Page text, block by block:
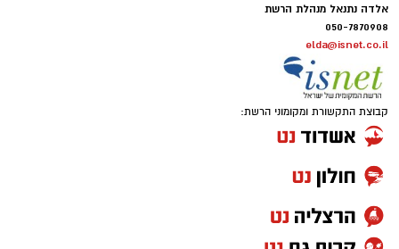
.
לאחרונה התגייס המועדון למען בית הספר 'אופקים'
- והוביל מבצע התרמה של צעצועים ומשחקים
אלדה נתנאל מנהלת הרשת
050-7870908
elda@isnet.co.il
קבוצת התקשורת ומקומוני הרשת: